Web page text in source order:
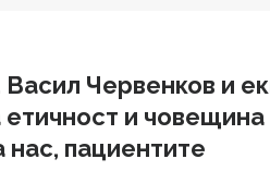
Червенков и
и човещина
пациентите